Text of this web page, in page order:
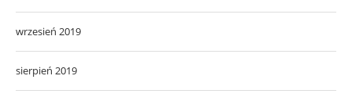
wrzesień 2019
sierpień 2019